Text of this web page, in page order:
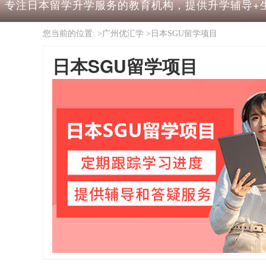
专注日本留学升学服务的教育机构，提供升学辅导
您当前的位置: >广州优汇学 > 日本SGU留学项目
日本SGU留学项目